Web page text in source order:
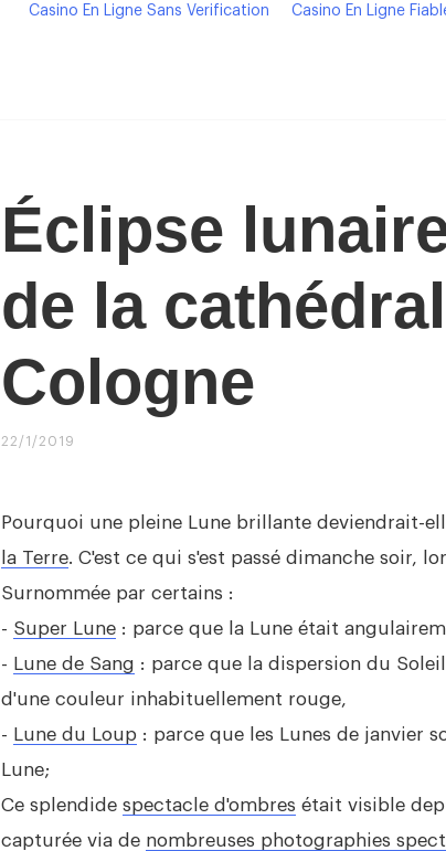
Casino En Ligne Sans Verification Casino En Ligne
Éclipse
de la
Cologne
22/1/2019
Pourquoi une pleine Lune brillante deviendrait-
la Terre. C'est ce qui s'est passé dimanche soir,
Surnommée par certains :
- Super Lune : parce que la Lune était
- Lune de Sang : parce que la dispersion du
d'une couleur inhabituellement rouge,
- Lune du Loup : parce que les Lunes de janvier
Lune;
Ce splendide spectacle d'ombres était visible
capturée via de nombreuses photographies